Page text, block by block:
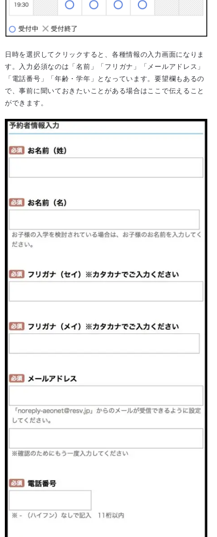
日時を選択してクリックすると、各種情報の入力画面になりま
す。入力必須なのは「名前」「フリガナ」「メールアドレス」
「電話番号」「年齢・学年」となっています。要望欄もあるの
で、事前に聞いておきたいことがある場合はここで伝えること
ができます。